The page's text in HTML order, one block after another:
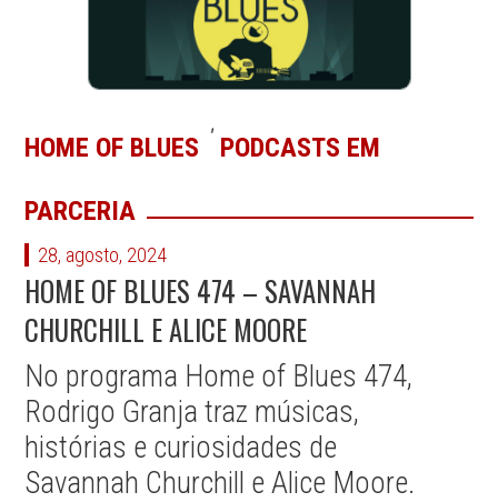
HOME OF BLUES
,
PODCASTS EM
PARCERIA
28, agosto, 2024
HOME OF BLUES 474 – SAVANNAH
CHURCHILL E ALICE MOORE
No programa Home of Blues 474,
Rodrigo Granja traz músicas,
histórias e curiosidades de
Savannah Churchill e Alice Moore.